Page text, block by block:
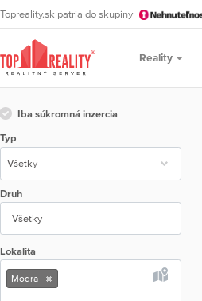
Topreality.sk patria do skupiny
Reality
Iba súkromná inzercia
Typ
Druh
Všetky
Lokalita
Modra